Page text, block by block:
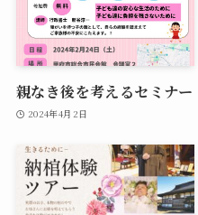
親なき後を考えるセミナー
2024年4月2日